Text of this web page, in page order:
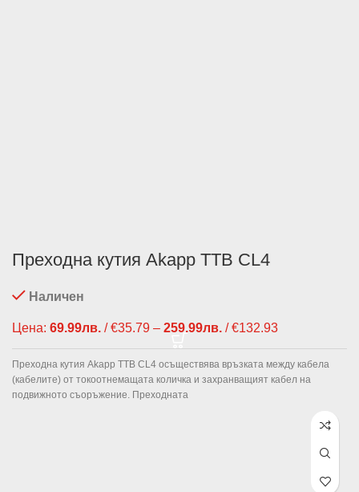
Преходна кутия Akapp TTB CL4
Наличен
Цена: 69.99лв. / €35.79 – 259.99лв. / €132.93
€35.79
through
Преходна кутия Akapp TTB CL4 oсъществява връзката между кабела
(кабелите) от токоотнемащата количка и захранващият кабел на
подвижното съоръжение. Преходната